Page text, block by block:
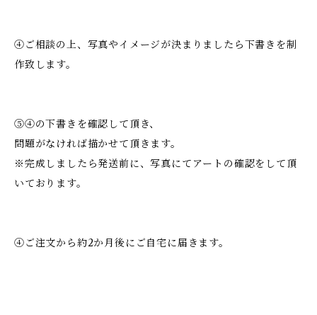
④ご相談の上、写真やイメージが決まりましたら下書きを制
作致します。
⑤④の下書きを確認して頂き、
問題がなければ描かせて頂きます。
※完成しましたら発送前に、写真にてアートの確認をして頂
いております。
④ご注文から約2か月後にご自宅に届きます。